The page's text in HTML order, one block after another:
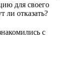
для своего
ли отказать?
с